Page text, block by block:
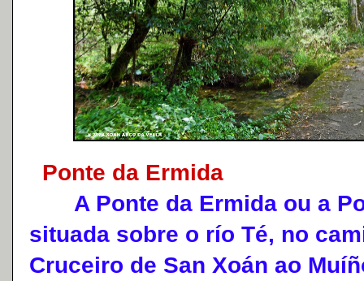
Ponte da Ermida
A Ponte da Ermida ou a
situada sobre o río Té, no
Cruceiro de San Xoán ao